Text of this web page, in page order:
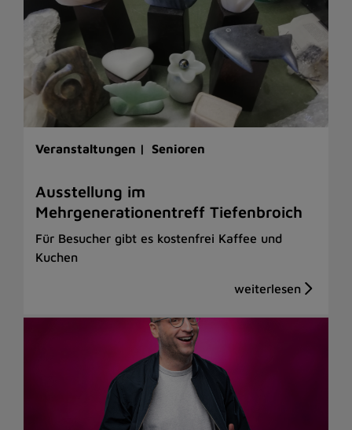
Veranstaltungen | Senioren
Ausstellung im
Mehrgenerationentreff Tiefenbroich
Für Besucher gibt es kostenfrei Kaffee und
Kuchen